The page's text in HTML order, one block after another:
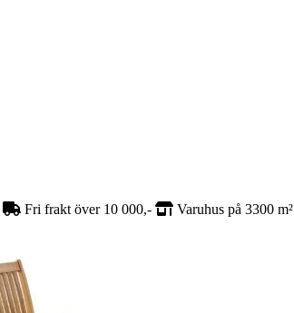
Fri frakt över 10 000,- Varuhus på 3300 m²